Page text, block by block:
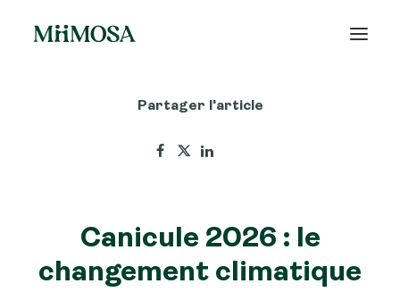
Découvrir MiiMOSA
Partager l'article
Canicule 2026 : le
changement climatique